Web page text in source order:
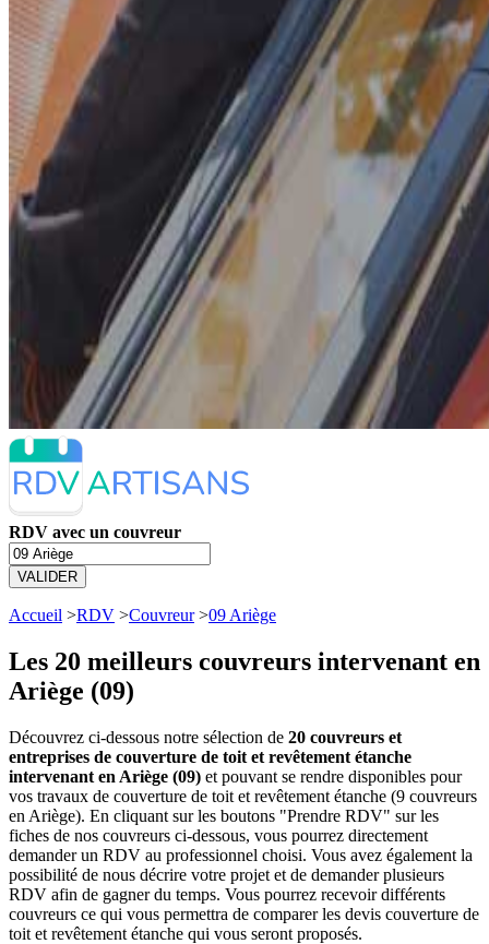
RDV avec un couvreur
VALIDER
Accueil >RDV >Couvreur>09 Ariège
Les 20 meilleurs couvreurs intervenant en
Ariège (09)
Découvrez ci-dessous notre sélection de 20 couvreurs et
entreprises de couverture de toit et revêtement étanche
intervenant en Ariège (09) et pouvant se rendre disponibles pour
vos travaux de couverture de toit et revêtement étanche (9 couvreurs
en Ariège). En cliquant sur les boutons "Prendre RDV" sur les
fiches de nos couvreurs ci-dessous, vous pourrez directement
demander un RDV au professionnel choisi. Vous avez également la
possibilité de nous décrire votre projet et de demander plusieurs
RDV afin de gagner du temps. Vous pourrez recevoir différents
couvreurs ce qui vous permettra de comparer les devis couverture de
toit et revêtement étanche qui vous seront proposés.